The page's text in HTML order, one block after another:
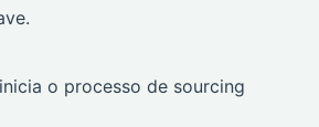
o processo de sourcing